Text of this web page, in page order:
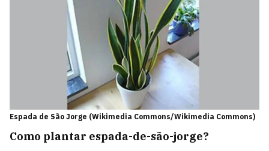
Espada de São Jorge (Wikimedia Commons/Wikimedia Commons)
Como plantar espada-de-são-jorge?